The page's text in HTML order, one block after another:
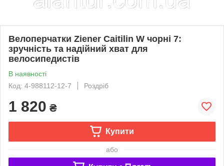
Велоперчатки Ziener Caitilin W чорні 7:
зручність та надійний хват для
велосипедистів
В наявності
Код: 4-988112-12-7
Роздріб
1 820 ₴
Купити
або